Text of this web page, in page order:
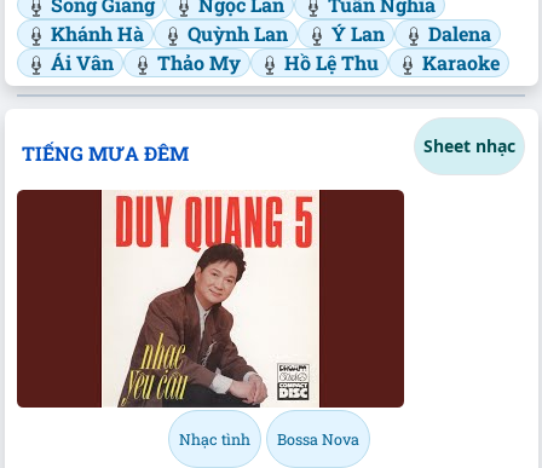
Khánh Hà
Quỳnh Lan Ý Lan
Dalena
Ái Vân
Thảo My Hồ Lệ Thu Karaoke
TIẾNG MƯA ĐÊM Sheet nhạc
Nhạc tình Bossa Nova